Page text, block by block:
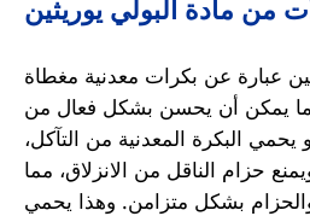
من مادة البولي يوريثين
عبارة عن بكرات معدنية مغطاة
يمكن أن يحسن بشكل فعال من
البكرة المعدنية من التآكل،
حزام الناقل من الانزلاق، مما
بشكل متزامن. وهذا يحمي